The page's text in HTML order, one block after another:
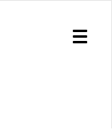
Toggle